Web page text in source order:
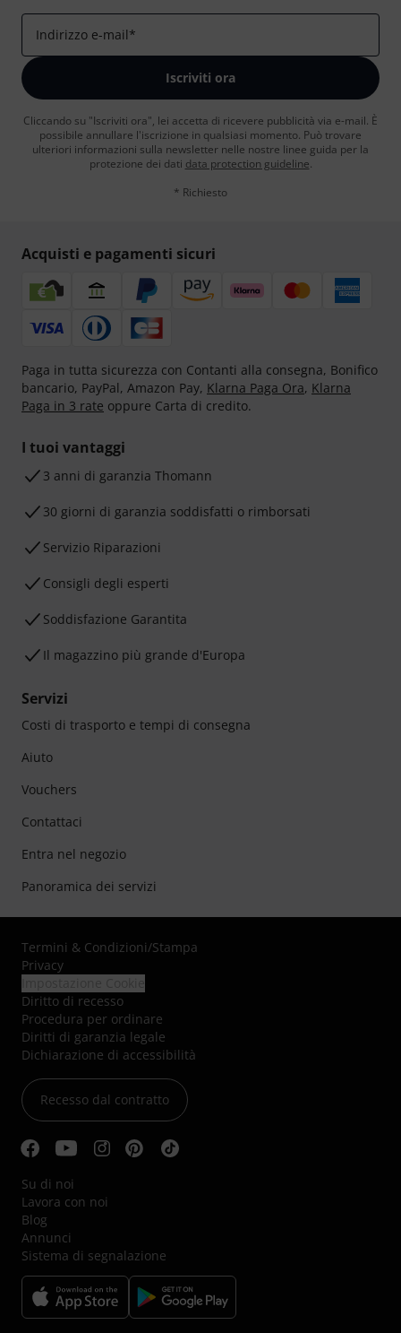
Indirizzo e-mail*
Iscriviti ora
Cliccando su "Iscriviti ora", lei accetta di ricevere pubblicità via e-mail. È
possibile annullare l'iscrizione in qualsiasi momento. Può trovare
ulteriori informazioni sulla newsletter nelle nostre linee guida per la
protezione dei dati data protection guideline.
* Richiesto
Acquisti e pagamenti sicuri
Paga in tutta sicurezza con Contanti alla consegna, Bonifico
bancario, PayPal, Amazon Pay, Klarna Paga Ora, Klarna
Paga in 3 rate oppure Carta di credito.
I tuoi vantaggi
3 anni di garanzia Thomann
30 giorni di garanzia soddisfatti o rimborsati
Servizio Riparazioni
Consigli degli esperti
Soddisfazione Garantita
Il magazzino più grande d'Europa
Servizi
Costi di trasporto e tempi di consegna
Aiuto
Vouchers
Contattaci
Entra nel negozio
Panoramica dei servizi
Termini & Condizioni/Stampa
Privacy
Diritto di recesso
Procedura per ordinare
Diritti di garanzia legale
Dichiarazione di accessibilità
Recesso dal contratto
Su di noi
Lavora con noi
Blog
Annunci
Sistema di segnalazione